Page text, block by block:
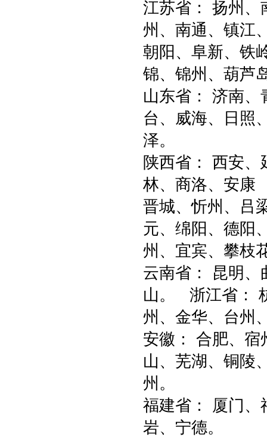
江苏省： 扬州、
州、南通、镇江
朝阳、阜新、铁
锦、锦州、葫
山东省： 济南、
台、威海、日照
泽。
陕西省： 西安
林、商洛、安康
晋城、忻州、吕
元、绵阳、德阳
州、宜宾、攀枝
云南省： 昆明、
山。 浙江省：
州、金华、台
安徽： 合肥、宿
山、芜湖、铜陵
州。
福建省： 厦门、
岩、宁德。